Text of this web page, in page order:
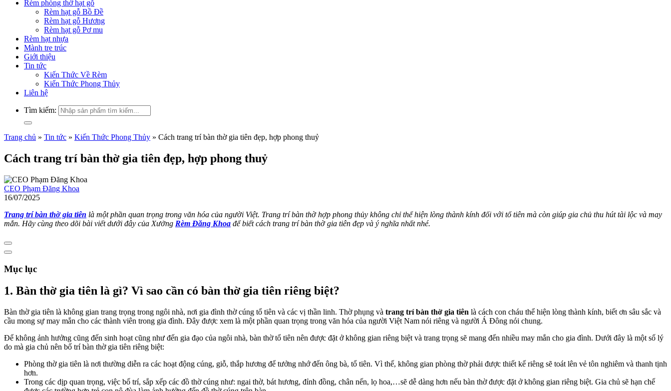
Rèm phòng thờ hạt gỗ
Rèm hạt gỗ Bồ Đề
Rèm hạt gỗ Hương
Rèm hạt gỗ Pơ mu
Rèm hạt nhựa
Mành tre trúc
Giới thiệu
Tin tức
Kiến Thức Về Rèm
Kiến Thức Phong Thủy
Liên hệ
Tìm kiếm:
Trang chủ » Tin tức » Kiến Thức Phong Thủy » Cách trang trí bàn thờ gia tiên đẹp, hợp phong thuỷ
Cách trang trí bàn thờ gia tiên đẹp, hợp phong thuỷ
CEO Phạm Đăng Khoa
16/07/2025
Trang trí bàn thờ gia tiên là một phần quan trọng trong văn hóa của người Việt. Trang trí bàn thờ hợp phong thủy không chỉ thể hiện lòng thành kính đối với tổ tiên mà còn giúp gia chủ thu hút tài lộc và may
mắn. Hãy cùng theo dõi bài viết dưới đây của Xưởng Rèm Đăng Khoa để biết cách trang trí bàn thờ gia tiên đẹp và ý nghĩa nhất nhé.
Mục lục
1. Bàn thờ gia tiên là gì? Vì sao cần có bàn thờ gia tiên riêng biệt?
Bàn thờ gia tiên là không gian trang trọng trong ngôi nhà, nơi gia đình thờ cúng tổ tiên và các vị thần linh. Thờ phụng và trang trí bàn thờ gia tiên là cách con cháu thể hiện lòng thành kính, biết ơn sâu sắc và
cầu mong sự may mắn cho các thành viên trong gia đình. Đây được xem là một phần quan trọng trong văn hóa của người Việt Nam nói riêng và người Á Đông nói chung.
Để không ảnh hưởng cũng đến sinh hoạt cũng như đến gia đạo của ngôi nhà, bàn thờ tổ tiên nên được đặt ở không gian riêng biệt và trang trọng sẽ mang đến nhiều may mắn cho gia đình. Dưới đây là một số lý
do mà gia chủ nên bố trí bàn thờ gia tiên riêng biệt:
Phòng thờ gia tiên là nơi thường diễn ra các hoạt động cúng, giỗ, thắp hương để tưởng nhớ đến ông bà, tổ tiên. Vì thế, không gian phòng thờ phải được thiết kế riêng sẽ toát lên vẻ tôn nghiêm và thanh tịnh
hơn.
Trong các dịp quan trọng, việc bố trí, sắp xếp các đồ thờ cúng như: ngai thờ, bát hương, đỉnh đồng, chân nến, lọ hoa,…sẽ dễ dàng hơn nếu bàn thờ được đặt ở không gian riêng biệt. Gia chủ sẽ hạn chế